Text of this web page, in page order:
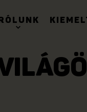
RÓLUNK